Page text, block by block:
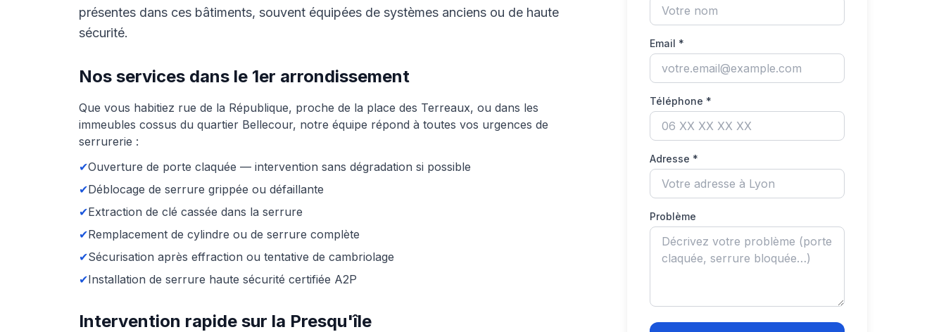
présentes dans ces bâtiments, souvent équipées de systèmes anciens ou de haute
sécurité.
Nos services dans le 1er arrondissement
Que vous habitiez rue de la République, proche de la place des Terreaux, ou dans les
immeubles cossus du quartier Bellecour, notre équipe répond à toutes vos urgences de
serrurerie :
✔Ouverture de porte claquée — intervention sans dégradation si possible
✔Déblocage de serrure grippée ou défaillante
✔Extraction de clé cassée dans la serrure
✔Remplacement de cylindre ou de serrure complète
✔Sécurisation après effraction ou tentative de cambriolage
✔Installation de serrure haute sécurité certifiée A2P
Intervention rapide sur la Presqu'île
Email *
Téléphone *
Adresse *
Problème